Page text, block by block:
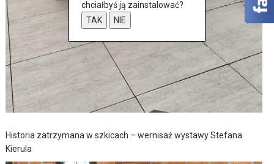
Historia zatrzymana w szkicach – wernisaż wystawy Stefana
Kierula
chciałbyś ją zainstalować?
TAK
NIE